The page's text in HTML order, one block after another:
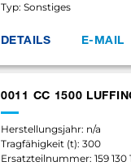
Typ: Sonstiges
DETAILS E-MAIL
0011 CC 1500
Herstellungsjahr: n/a
Tragfähigkeit (t): 300
Ersatzteilnummer: 159 130